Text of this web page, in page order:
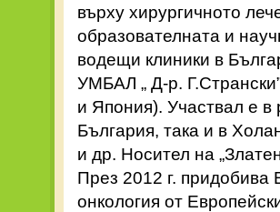
върху хирургичното
образователната и
водещи клиники в
УМБАЛ „ Д-р.
и Япония). Участвал е в
България, така и в
и др. Носител на
През 2012 г. придобива
онкология от